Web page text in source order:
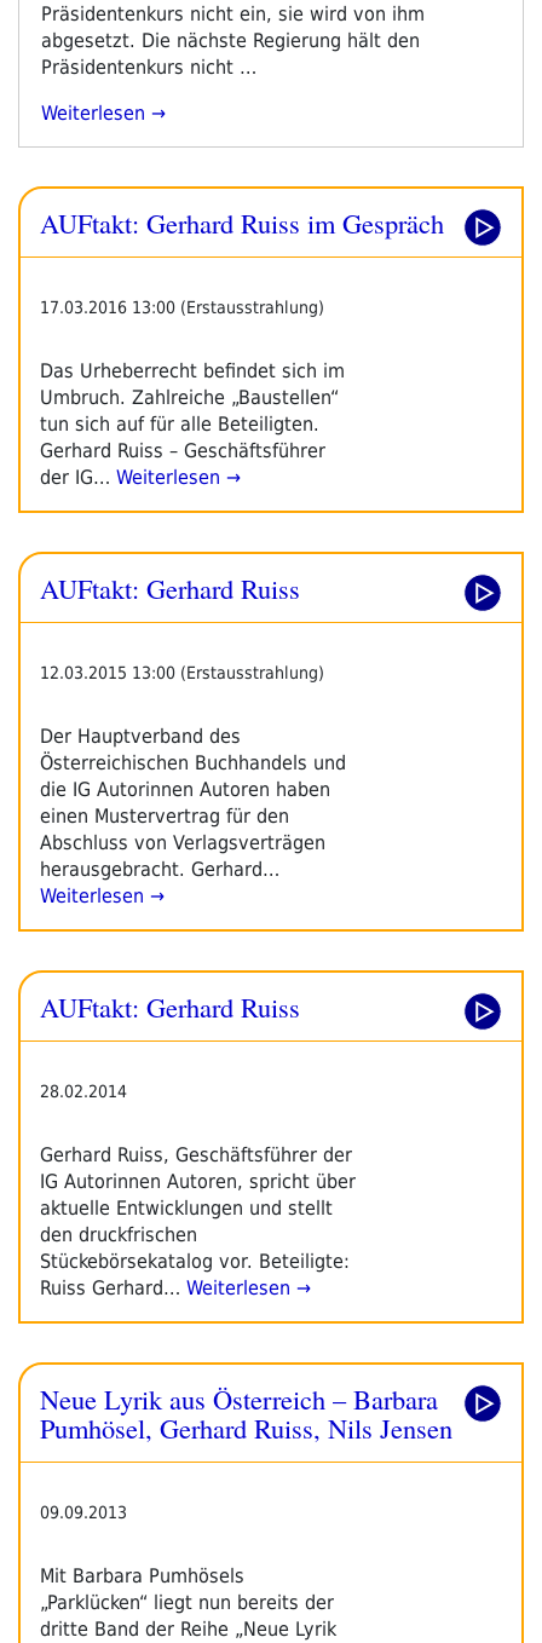
Präsidentenkurs nicht ein, sie wird von ihm
abgesetzt. Die nächste Regierung hält den
Präsidentenkurs nicht …
„Gerhard
Hofer-
Lied
Weiterlesen
AUFtakt: Gerhard Ruiss im Gespräch
17.03.2016 13:00 (Erstausstrahlung)
Das Urheberrecht befindet sich im
Umbruch. Zahlreiche „Baustellen“
tun sich auf für alle Beteiligten.
Gerhard Ruiss – Geschäfts­führer
der IG… Weiterlesen →
AUFtakt: Gerhard Ruiss
12.03.2015 13:00 (Erstausstrahlung)
Der Hauptverband des
Österreichischen Buchhandels und
die IG Autorinnen Autoren haben
einen Mustervertrag für den
Abschluss von Verlagsverträgen
herausgebracht. Gerhard…
Weiterlesen →
AUFtakt: Gerhard Ruiss
28.02.2014
Gerhard Ruiss, Geschäftsführer der
IG Autorinnen Autoren, spricht über
aktuelle Entwicklungen und stellt
den druckfrischen
Stückebörsekatalog vor. Beteiligte:
Ruiss Gerhard… Weiterlesen →
Neue Lyrik aus Österreich – Barbara
Pumhösel, Gerhard Ruiss, Nils Jensen
09.09.2013
Mit Barbara Pumhösels
„Parklücken“ liegt nun bereits der
dritte Band der Reihe „Neue Lyrik